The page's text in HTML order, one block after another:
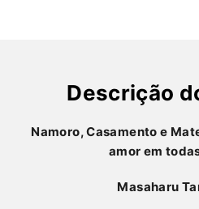
Descrição
Namoro, Casamento e
amor em
Masaharu